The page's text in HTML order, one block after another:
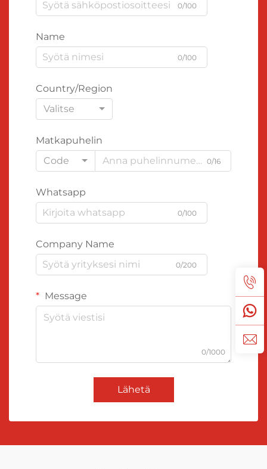
0/100
Name
0/100
Country/Region
Valitse
Matkapuhelin
Code
0/16
Whatsapp
0/100
Company Name
0/200
Message
0/1000
Lähetä